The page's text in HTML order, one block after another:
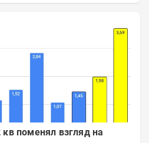
кв поменял взгляд на